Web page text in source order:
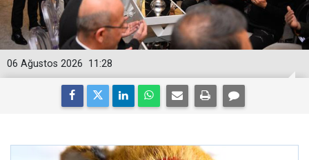
11:28
06 Ağustos 2026